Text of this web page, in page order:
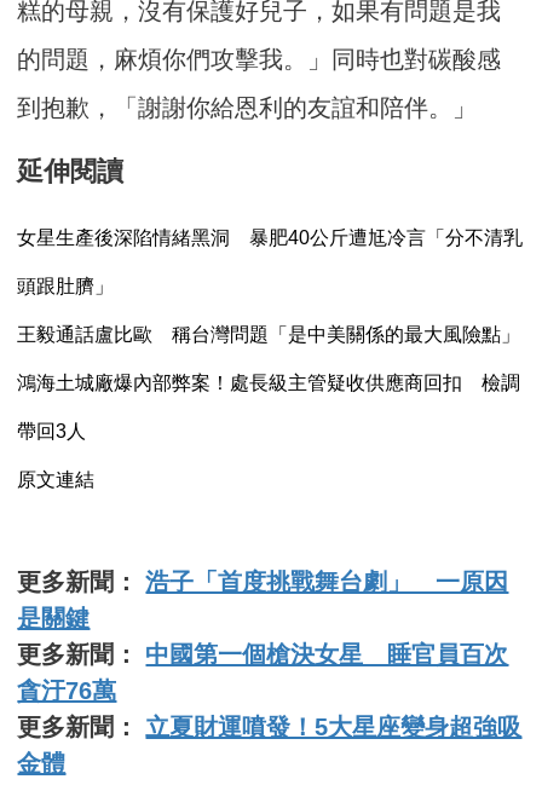
糕的母親，沒有保護好兒子，如果有問題是我
的問題，麻煩你們攻擊我。」同時也對碳酸感
到抱歉，「謝謝你給恩利的友誼和陪伴。」
延伸閱讀
女星生產後深陷情緒黑洞 暴肥40公斤遭尪冷言「分不清乳
頭跟肚臍」
王毅通話盧比歐 稱台灣問題「是中美關係的最大風險點」
鴻海土城廠爆內部弊案！處長級主管疑收供應商回扣 檢調
帶回3人
原文連結
更多新聞：浩子「首度挑戰舞台劇」 一原因
是關鍵
更多新聞： 中國第一個槍決女星 睡官員百次
貪汙76萬
更多新聞： 立夏財運噴發！5大星座變身超強吸
金體